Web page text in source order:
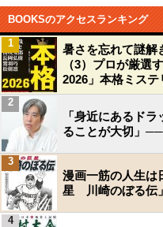
BOOKSのアクセスランキング
暑さを忘れて謎解
（3）プロが厳
2026」本格ミス
1
「身近にあるド
ることが大切」
2
漫画一筋の人生は
星 川崎のぼる伝
3
4